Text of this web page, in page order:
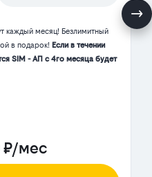
каждый месяц! Безлимитный
в подарок! Если в течении
SIM - АП с 4го месяца будет
₽/мес